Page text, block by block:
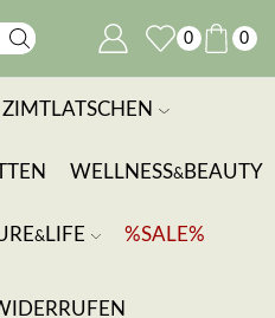
0 0
ZIMTLATSCHEN
WELLNESS& BEAUTY
& LIFE %SALE%